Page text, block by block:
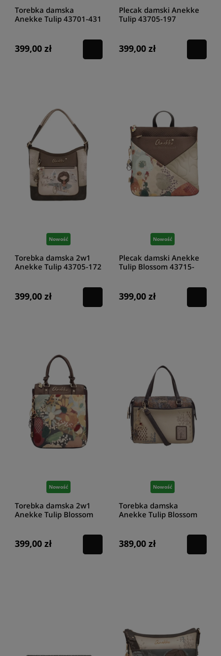
Torebka damska
Anekke Tulip 43701-431
399,00 zł
Plecak damski Anekke
Tulip 43705-197
399,00 zł
Nowość
Torebka damska 2w1
Anekke Tulip 43705-172
399,00 zł
Nowość
Plecak damski Anekke
Tulip Blossom 43715-
399,00 zł
Nowość
Torebka damska 2w1
Anekke Tulip Blossom
399,00 zł
Nowość
Torebka damska
Anekke Tulip Blossom
389,00 zł